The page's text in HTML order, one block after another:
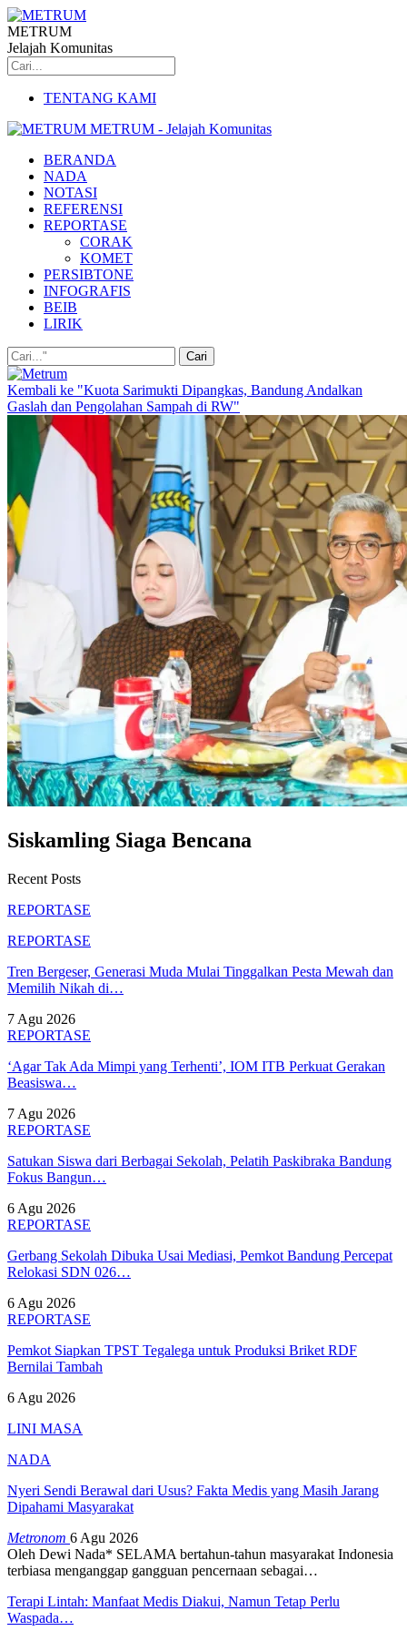
METRUM
Jelajah Komunitas
TENTANG KAMI
METRUM - Jelajah Komunitas
BERANDA
NADA
NOTASI
REFERENSI
REPORTASE
CORAK
KOMET
PERSIBTONE
INFOGRAFIS
BEIB
LIRIK
Kembali ke "Kuota Sarimukti Dipangkas, Bandung Andalkan
Gaslah dan Pengolahan Sampah di RW"
Siskamling Siaga Bencana
Recent Posts
REPORTASE
REPORTASE
Tren Bergeser, Generasi Muda Mulai Tinggalkan Pesta Mewah dan
Memilih Nikah di…
7 Agu 2026
REPORTASE
‘Agar Tak Ada Mimpi yang Terhenti’, IOM ITB Perkuat Gerakan
Beasiswa…
7 Agu 2026
REPORTASE
Satukan Siswa dari Berbagai Sekolah, Pelatih Paskibraka Bandung
Fokus Bangun…
6 Agu 2026
REPORTASE
Gerbang Sekolah Dibuka Usai Mediasi, Pemkot Bandung Percepat
Relokasi SDN 026…
6 Agu 2026
REPORTASE
Pemkot Siapkan TPST Tegalega untuk Produksi Briket RDF
Bernilai Tambah
6 Agu 2026
LINI MASA
NADA
Nyeri Sendi Berawal dari Usus? Fakta Medis yang Masih Jarang
Dipahami Masyarakat
Metronom 6 Agu 2026
Oleh Dewi Nada* SELAMA bertahun-tahun masyarakat Indonesia
terbiasa menganggap gangguan pencernaan sebagai…
Terapi Lintah: Manfaat Medis Diakui, Namun Tetap Perlu
Waspada…